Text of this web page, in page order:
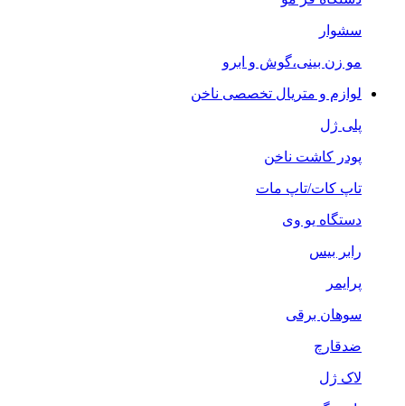
سشوار
مو زن بینی،گوش و ابرو
لوازم و متریال تخصصی ناخن
پلی ژل
پودر کاشت ناخن
تاپ کات/تاپ مات
دستگاه یو وی
رابر بیس
پرایمر
سوهان برقی
ضدقارچ
لاک ژل